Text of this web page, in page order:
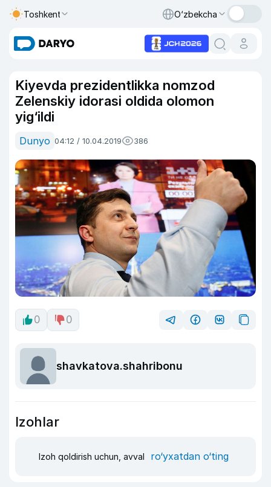
Toshkent O‘zbekcha
Kiyevda prezidentlikka nomzod
Zelenskiy idorasi oldida olomon
yig‘ildi
Dunyo 04:12 / 10.04.2019 386
0 0
shavkatova.shahribonu
Izohlar
Izoh qoldirish uchun, avval ro‘yxatdan o‘ting